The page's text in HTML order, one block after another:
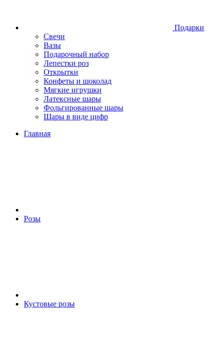
Подарки
Свечи
Вазы
Подарочный набор
Лепестки роз
Открытки
Конфеты и шоколад
Мягкие игрушки
Латексные шары
Фольгированные шары
Шары в виде цифр
Главная
Розы
Кустовые розы